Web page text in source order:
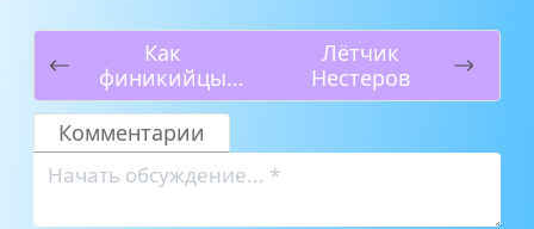
Как
финикийцы
плавали вокруг
Африки
Лётчик
Нестеров
Комментарии